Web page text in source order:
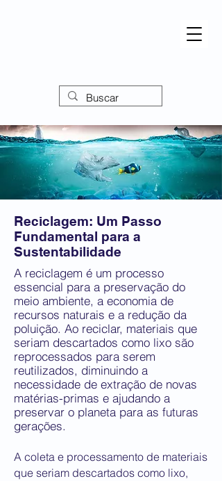
Reciclagem: Um Passo
Fundamental para a
Sustentabilidade
A reciclagem é um processo
essencial para a preservação do
meio ambiente, a economia de
recursos naturais e a redução da
poluição. Ao reciclar, materiais que
seriam descartados como lixo são
reprocessados para serem
reutilizados, diminuindo a
necessidade de extração de novas
matérias-primas e ajudando a
preservar o planeta para as futuras
gerações.
A coleta e processamento de materiais
que seriam descartados como lixo,